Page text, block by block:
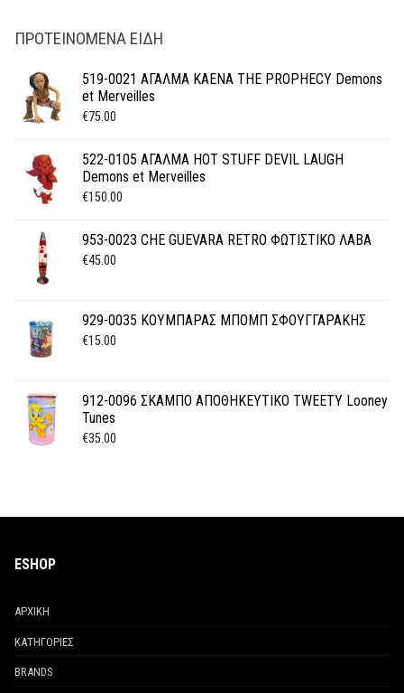
ΠΡΟΤΕΙΝΌΜΕΝΑ ΕΊΔΗ
519-0021 ΑΓΑΛΜΑ KAENA THE PROPHECY Demons
et Merveilles
€75.00
522-0105 ΑΓΑΛΜΑ HOT STUFF DEVIL LAUGH
Demons et Merveilles
€150.00
953-0023 CHE GUEVARA RETRO ΦΩΤΙΣΤΙΚΟ ΛΑΒΑ
€45.00
929-0035 ΚΟΥΜΠΑΡΑΣ ΜΠΟΜΠ ΣΦΟΥΓΓΑΡΑΚΗΣ
€15.00
912-0096 ΣΚΑΜΠΟ ΑΠΟΘΗΚΕΥΤΙΚΟ TWEETY Looney
Tunes
€35.00
ESHOP
ΑΡΧΙΚΗ
ΚΑΤΗΓΟΡΙΕΣ
BRANDS